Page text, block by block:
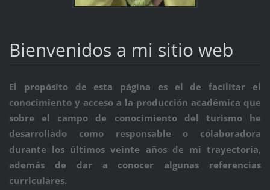
Bienvenidos a mi sitio web
El propósito de esta página es el de facilitar el
conocimiento y acceso a la producción académica que
sobre el campo de conocimiento del turismo he
desarrollado como responsable o colaboradora
durante los últimos veinte años de mi trayectoria,
además de dar a conocer algunas referencias
curriculares.